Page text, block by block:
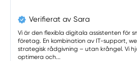
Verifierat av Sara
Vi är den flexibla digitala assistenten för
företag. En kombination av IT-support,
strategisk rådgivning – utan krångel. Vi
optimera och...